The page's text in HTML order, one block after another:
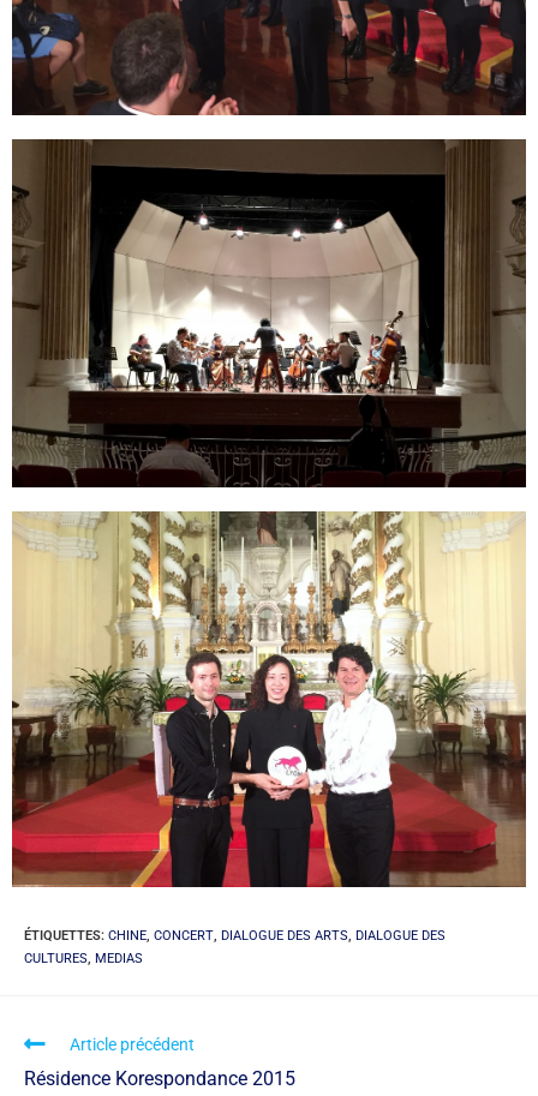
ÉTIQUETTES: CHINE, CONCERT, DIALOGUE DES ARTS, DIALOGUE DES
CULTURES, MEDIAS
Article précédent
Résidence Korespondance 2015